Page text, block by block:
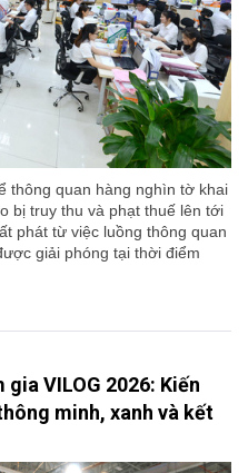
thông quan hàng nghìn tờ khai
bị truy thu và phạt thuế lên tới
phát từ việc luồng thông quan
giải phóng tại thời điểm
VILOG 2026: Kiến
minh, xanh và kết